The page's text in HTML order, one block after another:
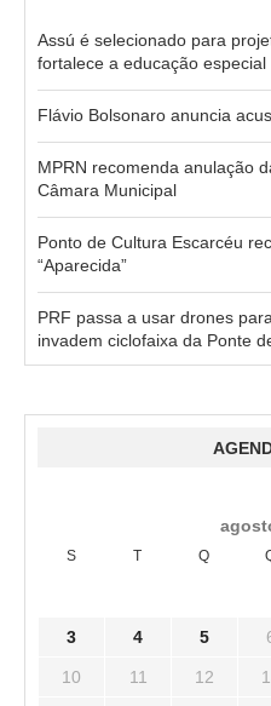
Assú é selecionado para
fortalece a educação especial
Flávio Bolsonaro anuncia
MPRN recomenda anulação
Câmara Municipal
Ponto de Cultura Escarcéu
“Aparecida”
PRF passa a usar drones
invadem ciclofaixa da Ponte
S T Q
3 4 5
10 11 12